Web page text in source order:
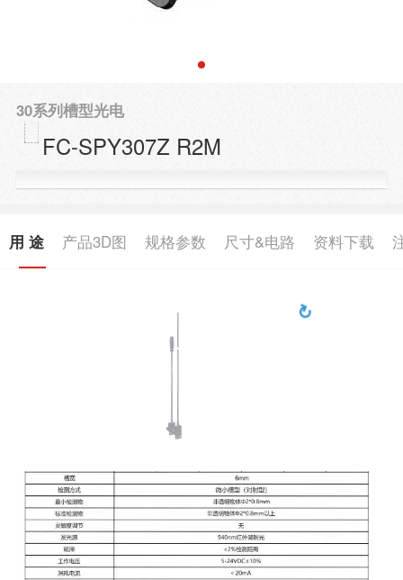
30系列槽型光电
FC-SPY307Z R2M
用 途 产品3D图 规格参数 尺寸&电路 资料下载